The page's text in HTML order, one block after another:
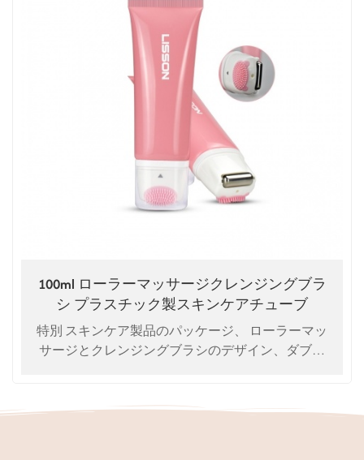
100ml ローラーマッサージクレンジングブラ
シ プラスチック製スキンケアチューブ
特別 スキンケア製品のパッケージ、 ローラーマッ
サージとクレンジングブラシのデザイン、ダブル